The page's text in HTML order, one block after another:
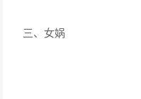
三、女娲